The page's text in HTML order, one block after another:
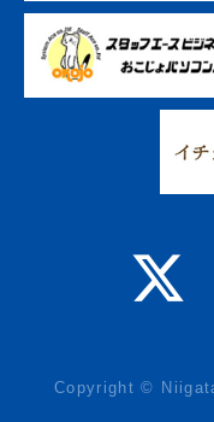
Copyright ©